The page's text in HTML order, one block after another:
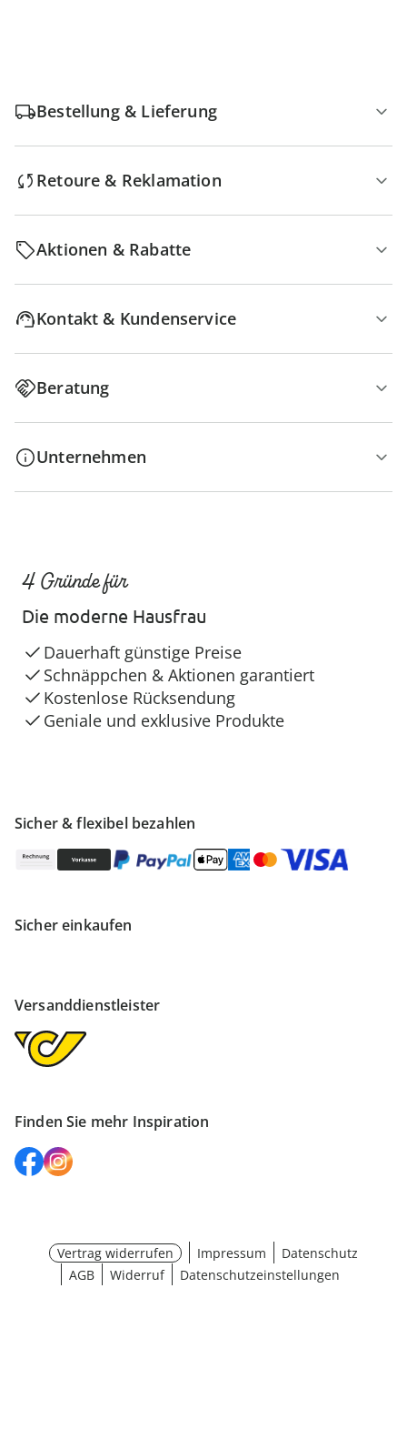
Bestellung & Lieferung
Retoure & Reklamation
Aktionen & Rabatte
Kontakt & Kundenservice
Beratung
Unternehmen
Sicher & flexibel bezahlen
Sicher einkaufen
Versanddienstleister
Finden Sie mehr Inspiration
4 Gründe für
Die moderne Hausfrau
Dauerhaft günstige Preise
Schnäppchen & Aktionen garantiert
Kostenlose Rücksendung
Geniale und exklusive Produkte
Vertrag widerrufen Impressum
Datenschutz
AGB
Widerruf Datenschutzeinstellungen